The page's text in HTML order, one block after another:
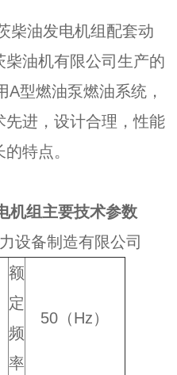
油发电机组配套动
油机有限公司生产的
A型燃油泵燃油系统，
先进，设计合理，性能
特点。
机组主要技术参数
设备制造有限公司
额
定
频
率
50（Hz）